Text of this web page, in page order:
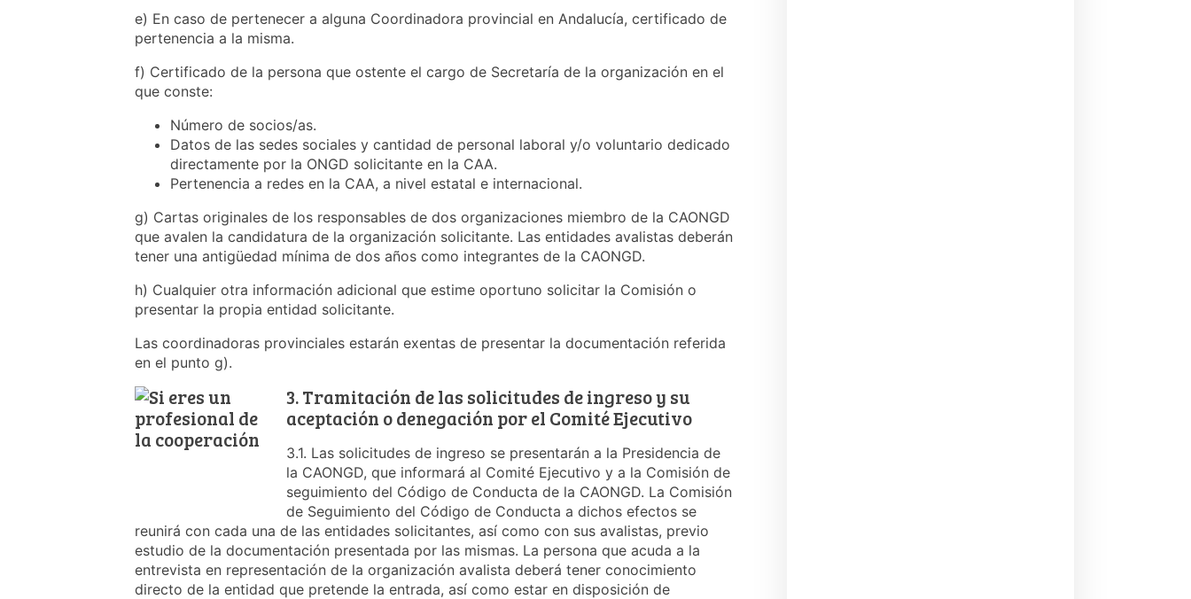
e) En caso de pertenecer a alguna Coordinadora provincial en Andalucía, certificado de
pertenencia a la misma.
f) Certificado de la persona que ostente el cargo de Secretaría de la organización en el
que conste:
Número de socios/as.
Datos de las sedes sociales y cantidad de personal laboral y/o voluntario dedicado
directamente por la ONGD solicitante en la CAA.
Pertenencia a redes en la CAA, a nivel estatal e internacional.
g) Cartas originales de los responsables de dos organizaciones miembro de la CAONGD
que avalen la candidatura de la organización solicitante. Las entidades avalistas deberán
tener una antigüedad mínima de dos años como integrantes de la CAONGD.
h) Cualquier otra información adicional que estime oportuno solicitar la Comisión o
presentar la propia entidad solicitante.
Las coordinadoras provinciales estarán exentas de presentar la documentación referida
en el punto g).
3. Tramitación de las solicitudes de ingreso y su
aceptación o denegación por el Comité Ejecutivo
3.1. Las solicitudes de ingreso se presentarán a la Presidencia de
la CAONGD, que informará al Comité Ejecutivo y a la Comisión de
seguimiento del Código de Conducta de la CAONGD. La Comisión
de Seguimiento del Código de Conducta a dichos efectos se
reunirá con cada una de las entidades solicitantes, así como con sus avalistas, previo
estudio de la documentación presentada por las mismas. La persona que acuda a la
entrevista en representación de la organización avalista deberá tener conocimiento
directo de la entidad que pretende la entrada, así como estar en disposición de